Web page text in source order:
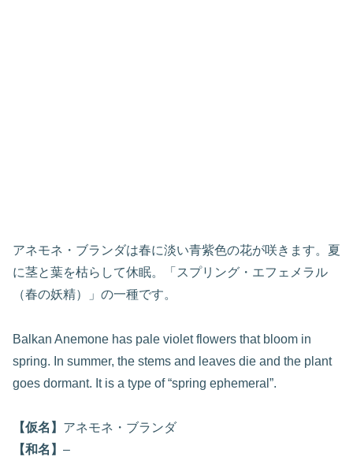
アネモネ・ブランダは春に淡い青紫色の花が咲きます。夏
に茎と葉を枯らして休眠。「スプリング・エフェメラル
（春の妖精）」の一種です。
Balkan Anemone has pale violet flowers that bloom in
spring. In summer, the stems and leaves die and the plant
goes dormant. It is a type of “spring ephemeral”.
【仮名】 アネモネ・ブランダ
【和名】 –